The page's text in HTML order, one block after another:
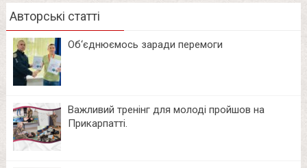
Авторські статті
Об‘єднюємось заради перемоги
Важливий тренінг для молоді пройшов на
Прикарпатті.